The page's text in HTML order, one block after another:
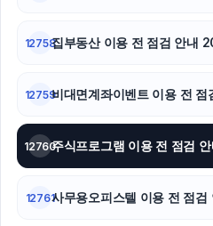
12758집부동산 이용 전 점검 안내
12759비대면계좌이벤트 이용 전
12760주식프로그램 이용 전 점검
12761사무용오피스텔 이용 전 점